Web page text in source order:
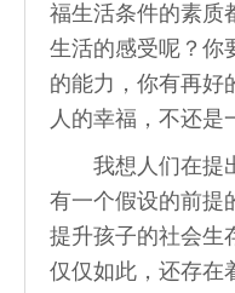
福生活条件的素质
生活的感受呢？你
的能力，你有再好
人的幸福，不还是
我想人们在提出
有一个假设的前提
提升孩子的社会生
仅仅如此，还存在